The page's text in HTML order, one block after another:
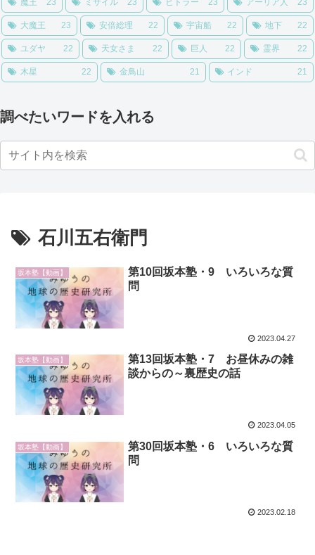
魔王 23 ミサイル 23 ヒトラー 23 アーリア人 23
大魔王 23 安倍総理 22 宇宙船 22 地下 22
ユダヤ 22 天女さま 22 巨人 22 霊界 22
木星 22 金鳥山 21 インド 21
調べたいワードを入れる
石川五右衛門
坂本塾【動画】
第10回坂本塾・9 いろいろな質
問
2023.04.27
坂本塾【動画】
第13回坂本塾・7 お昼休みの雑
談からの～裏歴史の話
2023.04.05
坂本塾【動画】
第30回坂本塾・6 いろいろな質
問
2023.02.18